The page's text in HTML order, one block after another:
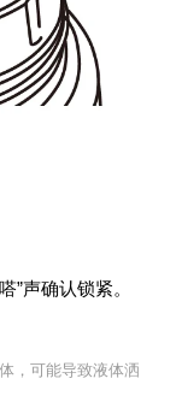
”声确认锁紧。
，可能导致液体洒